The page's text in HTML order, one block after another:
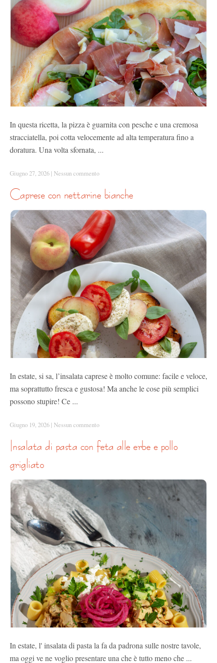
In questa ricetta, la pizza è guarnita con pesche e una cremosa
stracciatella, poi cotta velocemente ad alta temperatura fino a
doratura. Una volta sfornata, ...
Giugno 27, 2026 | Nessun commento
caprese con nettarine bianche
In estate, si sa, l’insalata caprese è molto comune: facile e veloce,
ma soprattutto fresca e gustosa! Ma anche le cose più semplici
possono stupire! Ce ...
Giugno 19, 2026 | Nessun commento
grigliato
In estate, l' insalata di pasta la fa da padrona sulle nostre tavole,
ma oggi ve ne voglio presentare una che è tutto meno che ...